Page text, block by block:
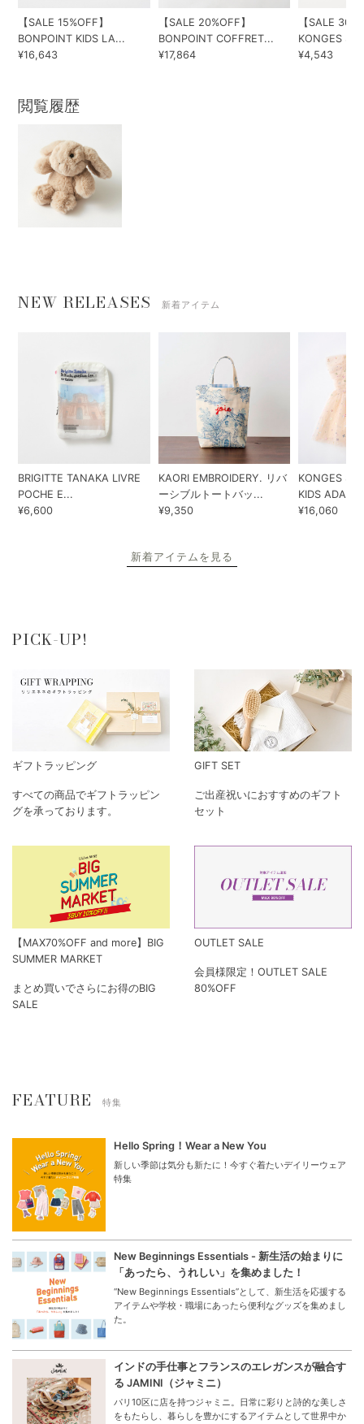
【SALE 15%OFF】
BONPOINT KIDS LA...
¥16,643
【SALE 20%OFF】
BONPOINT COFFRET...
¥17,864
【SALE
KONGES
¥4,543
閲覧履歴
NEW RELEASES 新着アイテム
BRIGITTE TANAKA LIVRE
POCHE E...
¥6,600
KAORI EMBROIDERY. リバ
ーシブルトートバッ...
¥9,350
KONGES
KIDS ADA...
¥16,060
新着アイテムを見る
PICK-UP!
ギフトラッピング
すべての商品でギフトラッピン
グを承っております。
GIFT SET
ご出産祝いにおすすめのギフト
セット
【MAX70%OFF and more】BIG
SUMMER MARKET
まとめ買いでさらにお得のBIG
SALE
OUTLET SALE
会員様限定！OUTLET SALE
80%OFF
FEATURE 特集
Hello Spring！Wear a New You
新しい季節は気分も新たに！今すぐ着たいデイリーウェア
特集
New Beginnings Essentials - 新生活の始まりに
「あったら、うれしい」を集めました！
“New Beginnings Essentials”として、新生活を応援する
アイテムや学校・職場にあったら便利なグッズを集めまし
た。
インドの手仕事とフランスのエレガンスが融合す
る JAMINI（ジャミニ）
パリ10区に店を持つジャミニ。日常に彩りと詩的な美しさ
をもたらし、暮らしを豊かにするアイテムとして世界中か